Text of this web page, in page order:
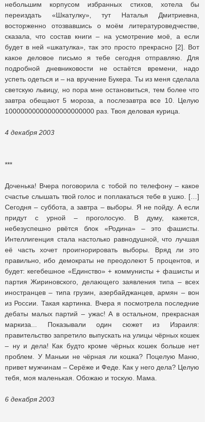
небольшим корпусом избранных стихов, хотела бы
переиздать «Шкатулку», тут Наталья Дмитриевна,
восторженно отозвавшись о моём литературоведчестве,
сказала, что состав книги – на усмотрение моё, а если
будет в ней «шкатулка», так это просто прекрасно [2]. Вот
какое деловое письмо я тебе сегодня отправляю. Для
подробной дневниковости не остаётся времени, надо
успеть одеться и – на вручение Букера. Ты из меня сделала
светскую львицу, но пора мне остановиться, тем более что
завтра обещают 5 мороза, а послезавтра все 10. Целую
10000000000000000000000 раз. Твоя деловая курица.
4 декабря 2003
***
Доченька! Вчера поговорила с тобой по телефону – какое
счастье слышать твой голос и поплакаться тебе в ушко. […]
Сегодня – суббота, а завтра – выборы. Я не пойду. А если
придут с урной – проголосую. В думу, кажется,
небезуспешно рвётся блок «Родина» – это фашисты.
Интеллигенция стала настолько равнодушной, что лучшая
её часть хочет проигнорировать выборы. Вряд ли это
правильно, ибо демократы не преодолеют 5 процентов, и
будет: кегебешное «Единство» + коммунисты + фашисты и
партия Жириновского, делающего заявления типа – всех
иностранцев – типа грузин, азербайджанцев, армян – вон
из России. Такая картинка. Вчера я посмотрела последние
дебаты малых партий – ужас! А в остальном, прекрасная
маркиза... Показывали один сюжет из Израиля:
правительство запретило выпускать на улицы чёрных кошек
– ну и дела! Как будто кроме чёрных кошек больше нет
проблем. У Маньки не чёрная ли кошка? Поцелую Маню,
привет мужчинам – Серёже и Феде. Как у него дела? Целую
тебя, моя маленькая. Обожаю и тоскую. Мама.
6 декабря 2003